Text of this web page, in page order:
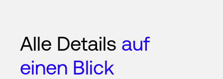
Alle Details auf
einen Blick